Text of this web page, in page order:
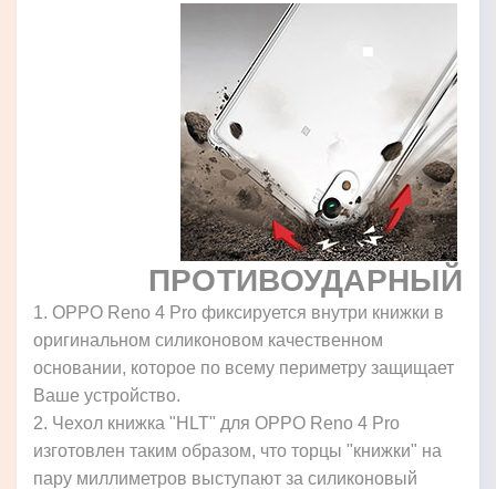
ПРОТИВОУДАРНЫЙ
1. OPPO Reno 4 Pro фиксируется внутри книжки в
оригинальном силиконовом качественном
основании, которое по всему периметру защищает
Ваше устройство.
2. Чехол книжка "HLT" для OPPO Reno 4 Pro
изготовлен таким образом, что торцы "книжки" на
пару миллиметров выступают за силиконовый